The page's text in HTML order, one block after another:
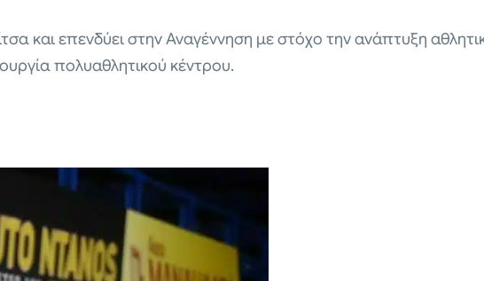
και επενδύει στην Αναγέννηση με στόχο την ανάπτυξη
πολυαθλητικού κέντρου.